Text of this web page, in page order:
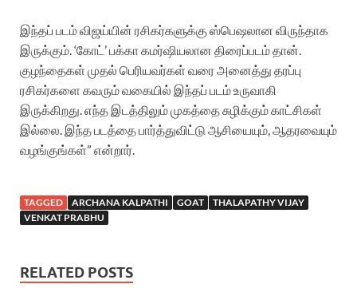
இந்தப் படம் விஜய்யின் ரசிகர்களுக்கு ஸ்பெஷலான விருந்தாக
இருக்கும். ‘கோட்’ பக்கா கமர்ஷியலான திரைப்படம் தான்.
குழந்தைகள் முதல் பெரியவர்கள் வரை அனைத்து தரப்பு
ரசிகர்களை கவரும் வகையில் இந்தப் படம் உருவாகி
இருக்கிறது. எந்த இடத்திலும் முகத்தை சுழிக்கும் காட்சிகள்
இல்லை. இந்த படத்தை பார்த்துவிட்டு ஆசியையும், ஆதரவையும்
வழங்குங்கள்” என்றார்.
TAGGED ARCHANA KALPATHI GOAT
THALAPATHY VIJAY
VENKAT PRABHU
RELATED POSTS